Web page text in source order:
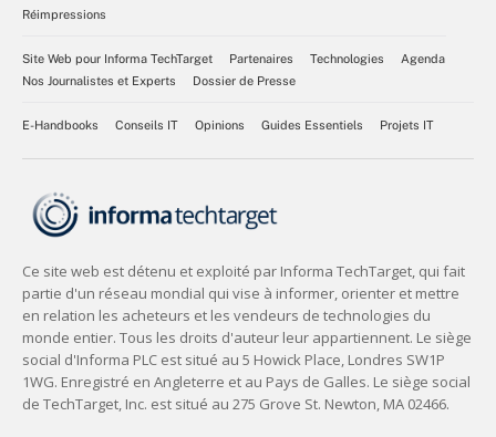
Réimpressions
Site Web pour Informa TechTarget Partenaires Technologies
Agenda
Nos Journalistes et Experts
Dossier de Presse
E-Handbooks Conseils IT Opinions Guides Essentiels Projets IT